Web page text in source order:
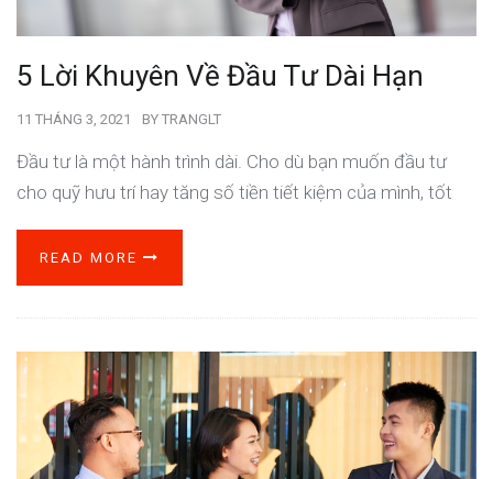
5 Lời Khuyên Về Đầu Tư Dài Hạn
11 THÁNG 3, 2021 BY TRANGLT
Đầu tư là một hành trình dài. Cho dù bạn muốn đầu tư
cho quỹ hưu trí hay tăng số tiền tiết kiệm của mình, tốt
READ MORE